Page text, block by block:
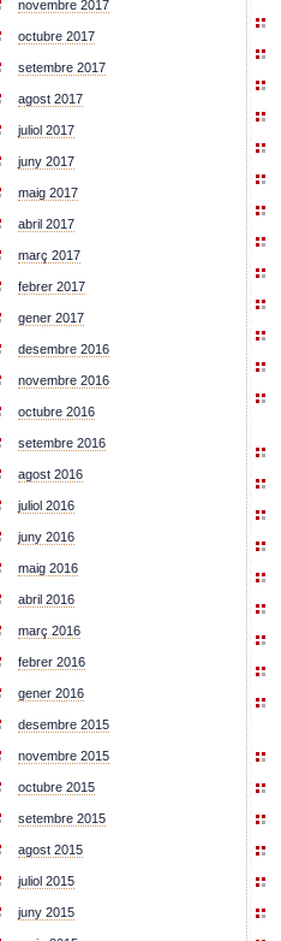
novembre 2017
octubre 2017
setembre 2017
agost 2017
juliol 2017
juny 2017
maig 2017
abril 2017
març 2017
febrer 2017
gener 2017
desembre 2016
novembre 2016
octubre 2016
setembre 2016
agost 2016
juliol 2016
juny 2016
maig 2016
abril 2016
març 2016
febrer 2016
gener 2016
desembre 2015
novembre 2015
octubre 2015
setembre 2015
agost 2015
juliol 2015
juny 2015